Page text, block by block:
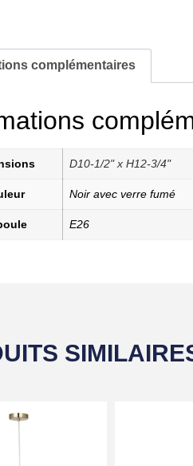
complémentaires
D10-1/2" x H12-3/4"
Noir avec verre fumé
E26